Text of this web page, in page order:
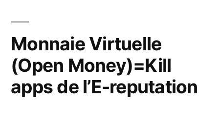
Monnaie
complémentaire »
Media
/
Monnaie
complémentaire
Monnaie Virtuelle
(Open Money)=Kill
apps de l’E-reputation